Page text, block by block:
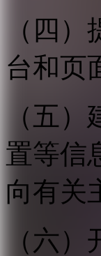
（四
台和页
（五
置等信
向有关
（六